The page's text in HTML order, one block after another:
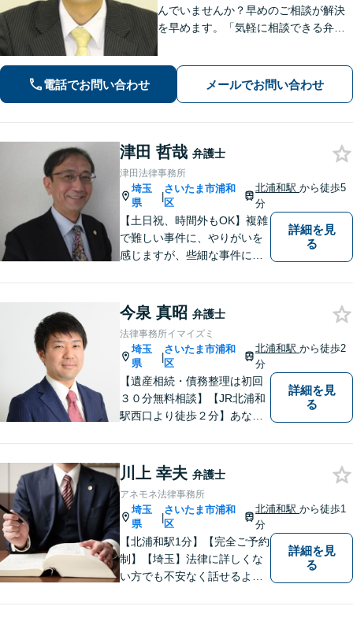
んでいませんか？早めのご相談が解決
を早めます。「気軽に相談できる弁護
かした迅速な行動力でサポートしま
す。まずはお気軽にご相談ください。
電話でお問い合わせ メールでお問い合わせ
津田 哲哉 弁護士
津田法律事務所
埼玉
県
|
さいたま市浦和
区
北浦和駅から徒歩5
分
【土日祝、時間外もOK】複雑
で難しい事件に、やりがいを
感じますが、些細な事件にも
会社経営、経理・税務などに
も詳しく、きめ細かく対応致
します。刑事事件にも力を入
れています。
詳細を見
る
今泉 真昭 弁護士
法律事務所イマイズミ
埼玉
県
|
さいたま市浦和
区
北浦和駅から徒歩2
分
【遺産相続・債務整理は初回
３０分無料相談】【JR北浦和
駅西口より徒歩２分】あなた
の代わりに悩み、考え、解決
策をご提案します。
詳細を見
る
川上 幸夫 弁護士
アネモネ法律事務所
埼玉
県
|
さいたま市浦和
区
北浦和駅から徒歩1
分
【北浦和駅1分】【完全ご予約
制】【埼玉】法律に詳しくな
い方でも不安なく話せるよ
詳細を見
る